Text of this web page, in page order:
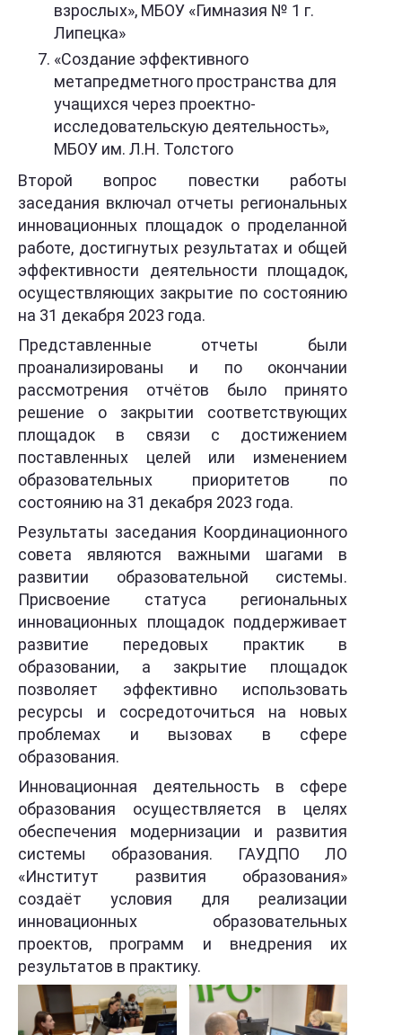
взрослых», МБОУ «Гимназия № 1 г.
Липецка»
«Создание эффективного
метапредметного пространства для
учащихся через проектно-
исследовательскую деятельность»,
МБОУ им. Л.Н. Толстого
Второй вопрос повестки работы
заседания включал отчеты региональных
инновационных площадок о проделанной
работе, достигнутых результатах и общей
эффективности деятельности площадок,
осуществляющих закрытие по состоянию
на 31 декабря 2023 года.
Представленные отчеты были
проанализированы и по окончании
рассмотрения отчётов было принято
решение о закрытии соответствующих
площадок в связи с достижением
поставленных целей или изменением
образовательных приоритетов по
состоянию на 31 декабря 2023 года.
Результаты заседания Координационного
совета являются важными шагами в
развитии образовательной системы.
Присвоение статуса региональных
инновационных площадок поддерживает
развитие передовых практик в
образовании, а закрытие площадок
позволяет эффективно использовать
ресурсы и сосредоточиться на новых
проблемах и вызовах в сфере
образования.
Инновационная деятельность в сфере
образования осуществляется в целях
обеспечения модернизации и развития
системы образования. ГАУДПО ЛО
«Институт развития образования»
создаёт условия для реализации
инновационных образовательных
проектов, программ и внедрения их
результатов в практику.